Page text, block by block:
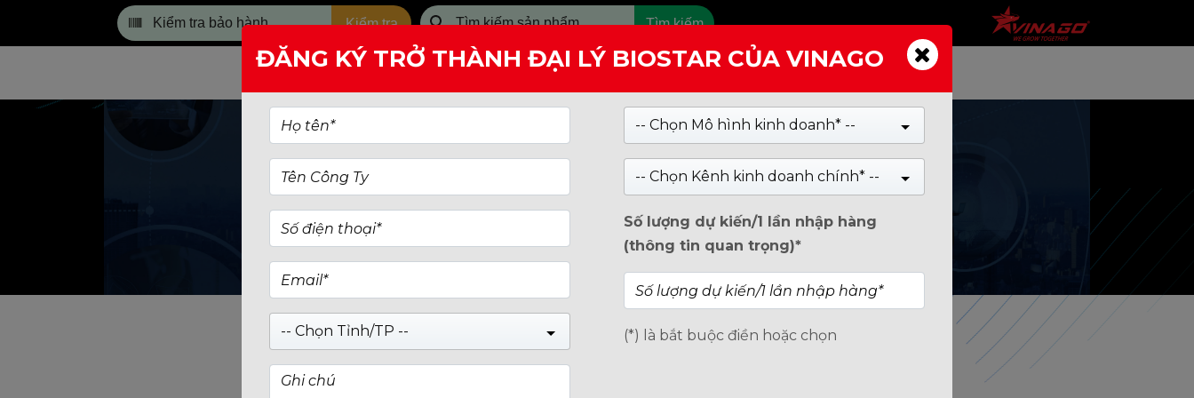
Kiểm tra Tìm kiếm
GIỚI THIỆU
ĐĂNG KÝ TRỞ THÀNH ĐẠI LÝ BIOSTAR CỦA VINAGO
-- Chọn Tỉnh/TP --
-- Chọn Mô hình kinh doanh* --
-- Chọn Kênh kinh doanh chính* --
Số lượng dự kiến/1 lần nhập hàng
(thông tin quan trọng)*
(*) là bắt buộc điền hoặc chọn